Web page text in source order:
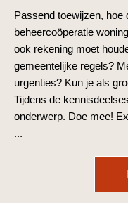
Passend toewijzen, hoe
beheercoöperatie
ook rekening moet
gemeentelijke regels?
urgenties? Kun je als
Tijdens de
onderwerp. Doe mee!
...